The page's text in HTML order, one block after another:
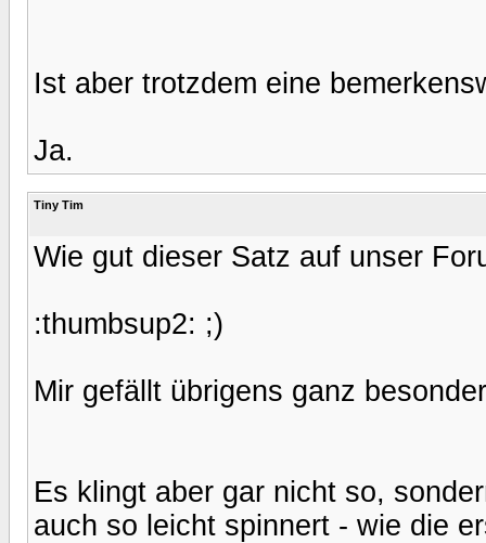
Ist aber trotzdem eine
Ja.
Tiny Tim
Wie gut dieser Satz auf unser
:thumbsup2: ;)
Mir gefällt übrigens ganz
Es klingt aber gar nicht so,
auch so leicht spinnert - wie die